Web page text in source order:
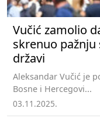
Vučić zamolio
skrenuo
državi
Aleksandar Vučić je
Bosne i Hercegovi...
03.11.2025.